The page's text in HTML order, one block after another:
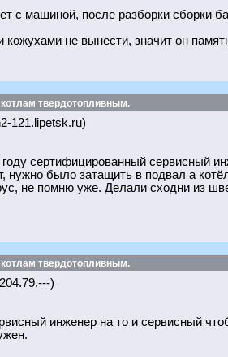
с машиной, после разборки сборки
кожухами не вынести, значит он
твердотопливным.
121.lipetsk.ru)
сертифицированный сервисный
нужно было затащить в подвал а
не помню уже. Делали сходни из
твердотопливным.
)
инженер на то и сервисный